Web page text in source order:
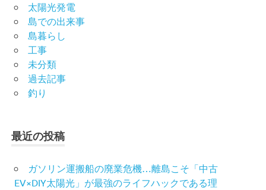
太陽光発電
島での出来事
島暮らし
工事
未分類
過去記事
釣り
最近の投稿
ガソリン運搬船の廃業危機…離島こそ「中古
EV×DIY太陽光」が最強のライフハックである理